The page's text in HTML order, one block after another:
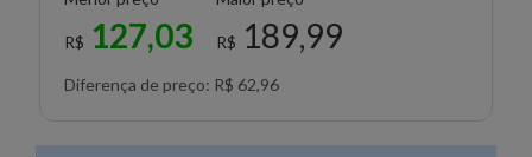
R$ 127,03 R$ 189,99
Diferença de preço: R$ 62,96